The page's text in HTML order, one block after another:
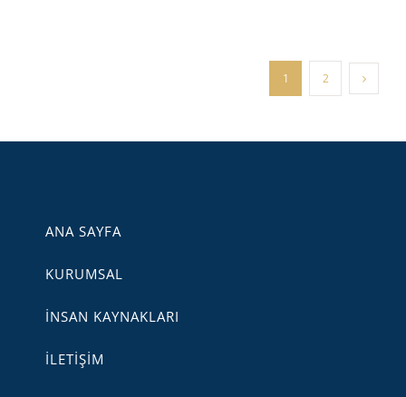
1 2
ANA SAYFA
KURUMSAL
İNSAN KAYNAKLARI
İLETİŞİM